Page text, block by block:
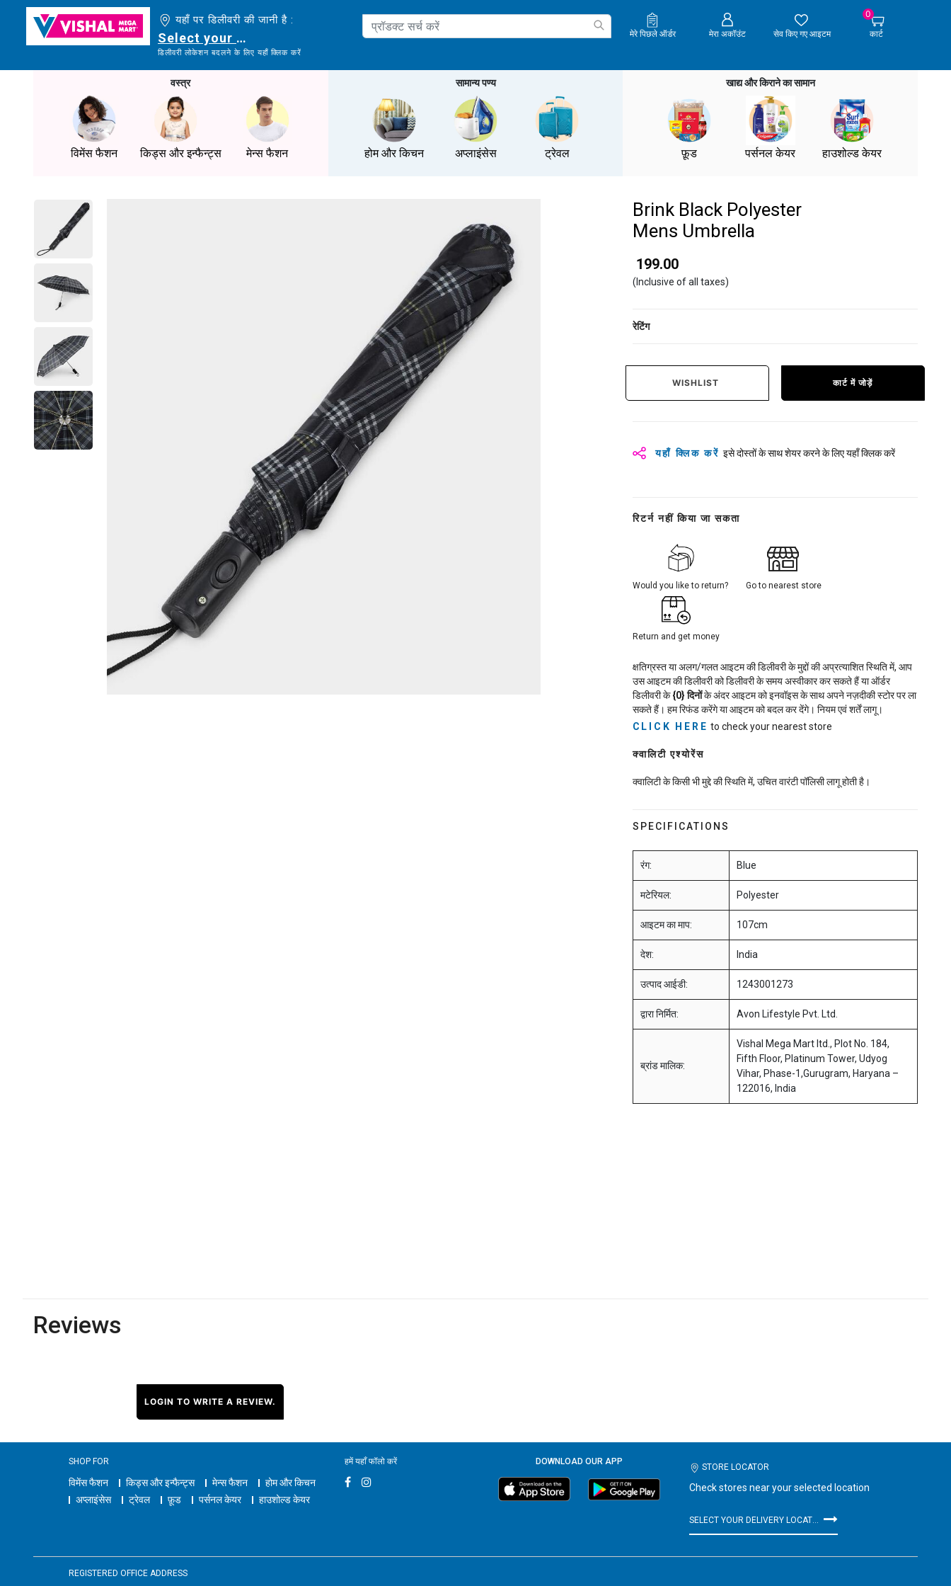
यहाँ पर डिलीवरी की जानी है :
Select your delivery location
डिलीवरी लोकेशन बदलने के लिए यहाँ क्लिक करें
मेरे पिछले ऑर्डर मेरा अकॉउंट सेव किए गए आइटम
0
कार्ट
वस्त्र
विमेंस फैशन किड्स और इन्फैन्ट्स मेन्स फैशन
सामान्य पण्य
होम और किचन अप्लाइंसेस ट्रेवल
खाद्य और किराने का सामान
फ़ूड पर्सनल केयर हाउशोल्ड केयर
Brink Black Polyester
Mens Umbrella
₹ 199.00
(Inclusive of all taxes)
रेटिंग
WISHLIST कार्ट में जोड़ें
यहाँ क्लिक करें इसे दोस्तों के साथ शेयर करने के लिए यहाँ क्लिक करें
रिटर्न नहीं किया जा सकता
Would you like to return? Go to nearest store
Return and get money
क्षतिग्रस्त या अलग/गलत आइटम की डिलीवरी के मुद्दों की अप्रत्याशित स्थिति में, आप
उस आइटम की डिलीवरी को डिलीवरी के समय अस्वीकार कर सकते हैं या ऑर्डर
डिलीवरी के{0} दिनोंके अंदर आइटम को इनवॉइस के साथ अपने नज़दीकी स्टोर पर ला
सकते हैं। हम रिफंड करेंगे या आइटम को बदल कर देंगे। नियम एवं शर्तें लागू।
CLICK HERE to check your nearest store
क्वालिटी एश्योरेंस
क्वालिटी के किसी भी मुद्दे की स्थिति में, उचित वारंटी पॉलिसी लागू होती है।
SPECIFICATIONS
रंग: Blue
मटेरियल: Polyester
आइटम का माप: 107cm
देश: India
उत्पाद आईडी: 1243001273
द्वारा निर्मित: Avon Lifestyle Pvt. Ltd.
ब्रांड मालिक:
Vishal Mega Mart ltd., Plot No. 184,
Fifth Floor, Platinum Tower, Udyog
Vihar, Phase-1,Gurugram, Haryana –
122016, India
Reviews
LOGIN TO WRITE A REVIEW.
SHOP FOR
विमेंस फैशन किड्स और इन्फैन्ट्स मेन्स फैशन
होम और किचन
अप्लाइंसेस
ट्रेवल फ़ूड पर्सनल केयर हाउशोल्ड केयर
हमें यहाँ फॉलो करें DOWNLOAD OUR APP
STORE LOCATOR
Check stores near your selected location
REGISTERED OFFICE ADDRESS